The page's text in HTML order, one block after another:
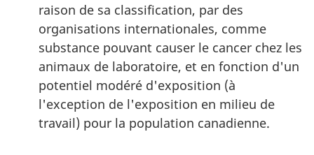
raison de sa classification, par des
organisations internationales, comme
substance pouvant causer le cancer chez les
animaux de laboratoire, et en fonction d'un
potentiel modéré d'exposition (à
l'exception de l'exposition en milieu de
travail) pour la population canadienne.